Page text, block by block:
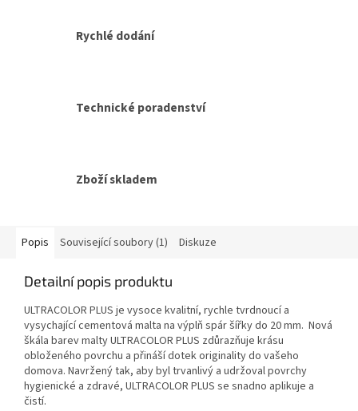
Rychlé dodání
Technické poradenství
Zboží skladem
Popis Související soubory (1) Diskuze
Detailní popis produktu
ULTRACOLOR PLUS je vysoce kvalitní, rychle tvrdnoucí a
vysychající cementová malta na výplň spár šířky do 20 mm. Nová
škála barev malty ULTRACOLOR PLUS zdůrazňuje krásu
obloženého povrchu a přináší dotek originality do vašeho
domova. Navržený tak, aby byl trvanlivý a udržoval povrchy
hygienické a zdravé, ULTRACOLOR PLUS se snadno aplikuje a
čistí.